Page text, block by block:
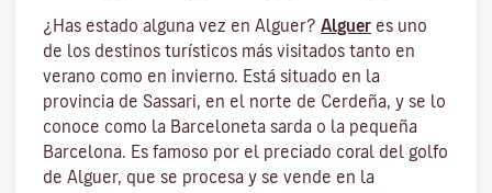
¿Has estado alguna vez en Alguer? Alguer es uno
de los destinos turísticos más visitados tanto en
verano como en invierno. Está situado en la
provincia de Sassari, en el norte de Cerdeña, y se lo
conoce como la Barceloneta sarda o la pequeña
Barcelona. Es famoso por el preciado coral del golfo
de Alguer, que se procesa y se vende en la